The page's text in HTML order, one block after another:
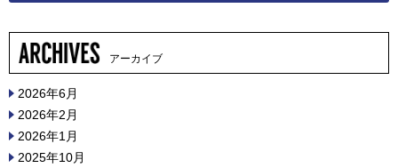
アーカイブ
2026年6月
2026年2月
2026年1月
2025年10月